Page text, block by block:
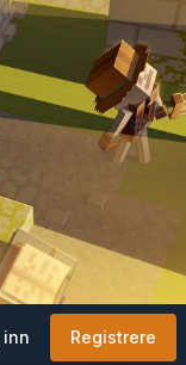
inn Registrere